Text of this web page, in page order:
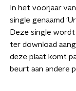
In het voorjaar
single genaamd
Deze single
ter download
deze plaat komt
beurt aan andere